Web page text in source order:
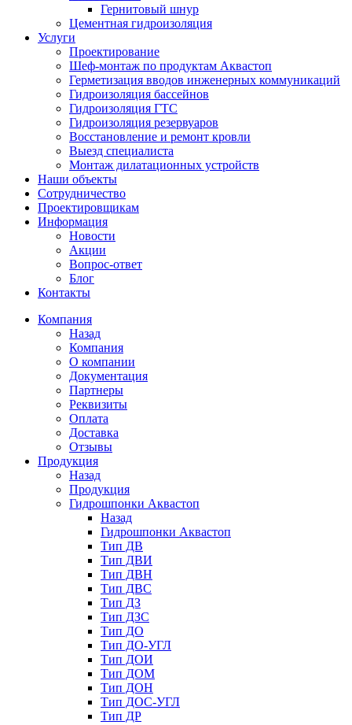
Гернитовый шнур
Цементная гидроизоляция
Услуги
Проектирование
Шеф-монтаж по продуктам Аквастоп
Герметизация вводов инженерных коммуникаций
Гидроизоляция бассейнов
Гидроизоляция ГТС
Гидроизоляция резервуаров
Восстановление и ремонт кровли
Выезд специалиста
Монтаж дилатационных устройств
Наши объекты
Сотрудничество
Проектировщикам
Информация
Новости
Акции
Вопрос-ответ
Блог
Контакты
Компания
Назад
Компания
О компании
Документация
Партнеры
Реквизиты
Оплата
Доставка
Отзывы
Продукция
Назад
Продукция
Гидрошпонки Аквастоп
Назад
Гидрошпонки Аквастоп
Тип ДВ
Тип ДВИ
Тип ДВН
Тип ДВС
Тип ДЗ
Тип ДЗС
Тип ДО
Тип ДО-УГЛ
Тип ДОИ
Тип ДОМ
Тип ДОН
Тип ДОС-УГЛ
Тип ДР